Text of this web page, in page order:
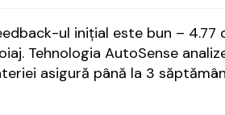
ul inițial este bun – 4.77
Tehnologia AutoSense
asigură până la 3